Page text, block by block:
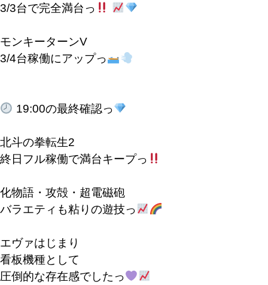
3/3台で完全満台っ
モンキーターンV
3/4台稼働にアップっ
19:00の最終確認っ
北斗の拳転生2
終日フル稼働で満台キープっ
化物語・攻殻・超電磁砲
バラエティも粘りの遊技っ
エヴァはじまり
看板機種として
圧倒的な存在感でしたっ